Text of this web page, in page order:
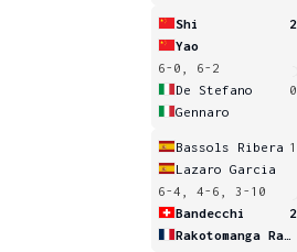
Shi
2
Yao
6-0, 6-2
De Stefano
0
Gennaro
Bassols Ribera 1
Lazaro Garcia
6-4, 4-6, 3-10
Bandecchi
2